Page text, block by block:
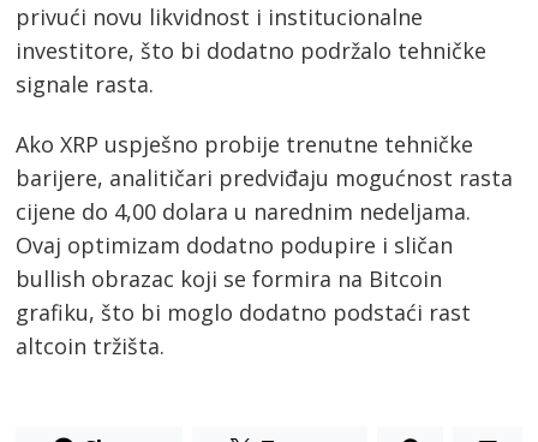
privući novu likvidnost i institucionalne
investitore, što bi dodatno podržalo tehničke
signale rasta.​
Ako XRP uspješno probije trenutne tehničke
barijere, analitičari predviđaju mogućnost rasta
cijene do 4,00 dolara u narednim nedeljama.
Ovaj optimizam dodatno podupire i sličan
bullish obrazac koji se formira na Bitcoin
grafiku, što bi moglo dodatno podstaći rast
altcoin tržišta.​